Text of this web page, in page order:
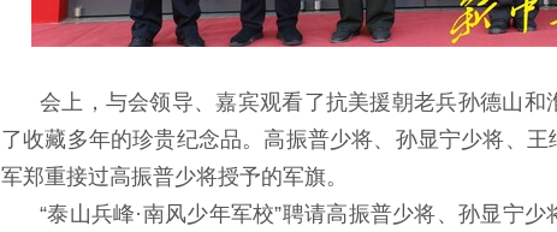
会上，与会领导、嘉宾观看了抗美援朝老兵孙德山
了收藏多年的珍贵纪念品。高振普少将、孙显宁少将、
军郑重接过高振普少将授予的军旗。
“泰山兵峰·南风少年军校”聘请高振普少将、孙显宁